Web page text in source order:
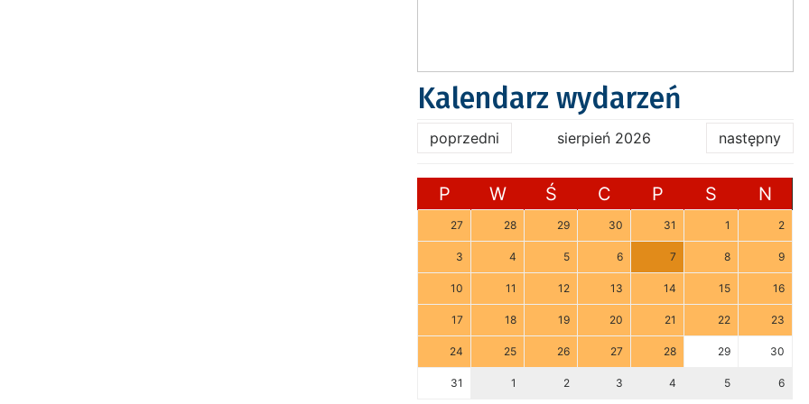
Kalendarz wydarzeń
poprzedni sierpień 2026 następny
P W Ś C P S N
27 28 29 30 31 1 2
3 4 5 6 7 8 9
10 11 12 13 14 15 16
17 18 19 20 21 22 23
24 25 26 27 28 29 30
31 1 2 3 4 5 6